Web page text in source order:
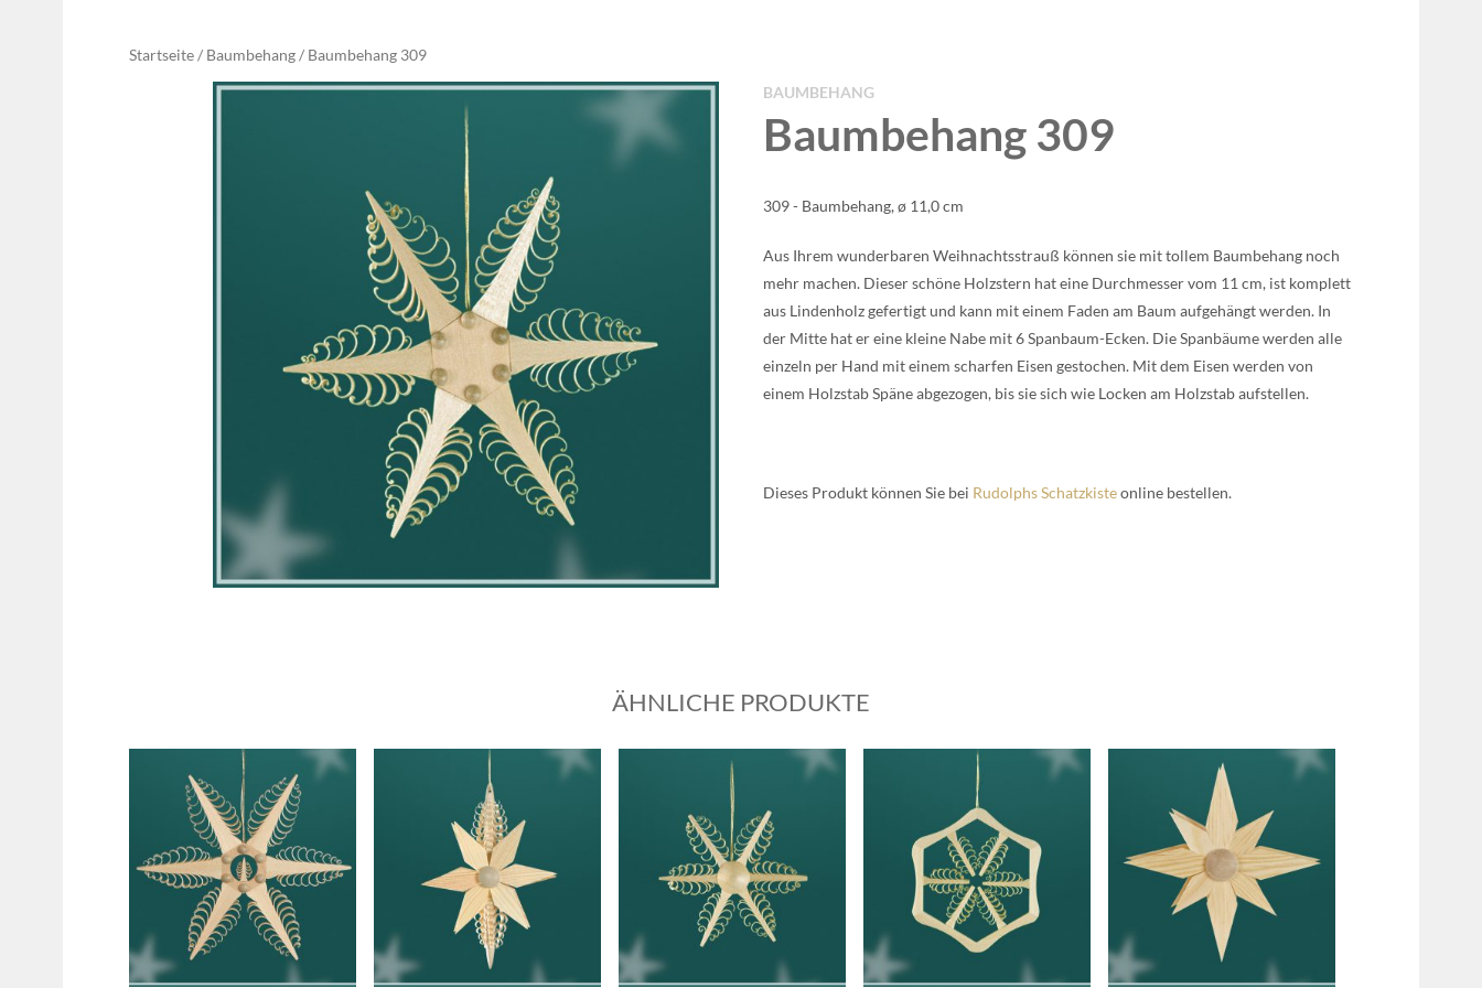
Startseite/ Baumbehang/ Baumbehang 309
BAUMBEHANG
Baumbehang 309
309 - Baumbehang, ø 11,0 cm
Aus Ihrem wun­der­ba­ren Weih­nachts­strauß kön­nen sie mit tol­lem Baum­be­hang noch
mehr machen. Die­ser schö­ne Holzstern hat eine Durch­mes­ser vom 11 cm, ist kom­plett
aus Lin­den­holz gefer­tigt und kann mit einem Faden am Baum auf­ge­hängt wer­den. In
der Mit­te hat er eine klei­ne Nabe mit 6 Span­baum-Ecken. Die Span­bäu­me wer­den alle
ein­zeln per Hand mit einem schar­fen Eisen gesto­chen. Mit dem Eisen wer­den von
einem Holz­stab Spä­ne abge­zo­gen, bis sie sich wie Locken am Holz­stab auf­stel­len.
Die­ses Pro­dukt kön­nen Sie bei Rudolphs Schatz­kis­teonline bestel­len.
ÄHNLICHE PRODUKTE